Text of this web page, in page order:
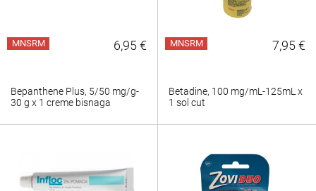
MNSRM 6,95 €
Bepanthene Plus, 5/50 mg/g-
30 g x 1 creme bisnaga
MNSRM 7,95 €
Betadine, 100 mg/mL-125mL x
1 sol cut